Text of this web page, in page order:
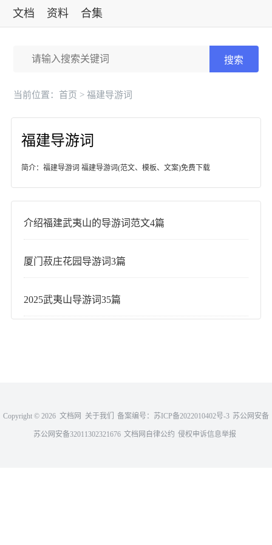
文档 资料 合集
搜索
当前位置： 首页 > 福建导游词
福建导游词
简介：福建导游词 福建导游词(范文、模板、文案)免费下载
介绍福建武夷山的导游词范文4篇
厦门菽庄花园导游词3篇
2025武夷山导游词35篇
Copyright © 2026 文档网 关于我们 备案编号： 苏ICP备2022010402号-3 苏公网安备
32011302321676
苏公网安备32011302321676 文档网自律公约 侵权申诉信息举报